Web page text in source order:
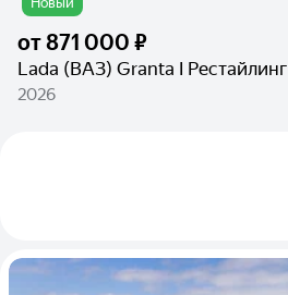
от871 000 ₽
Lada (ВАЗ) Granta I Рестайлинг
2026